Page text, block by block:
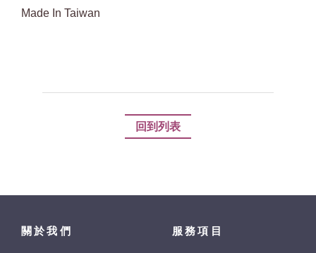
Made In Taiwan
回到列表
關於我們 服務項目